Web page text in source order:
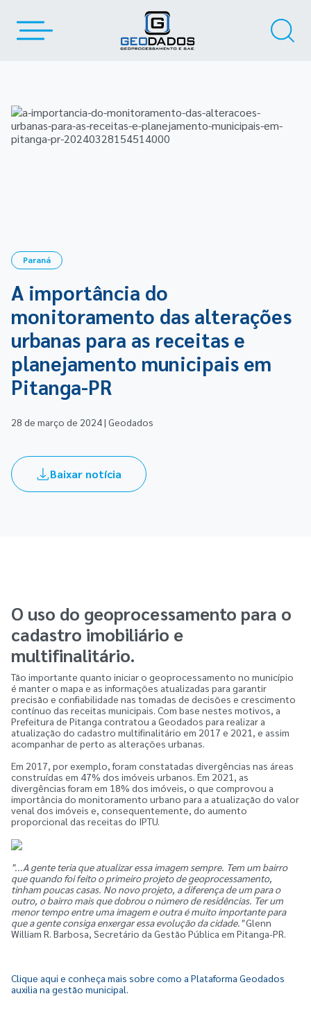
Paraná
A importância do
monitoramento das alterações
urbanas para as receitas e
planejamento municipais em
Pitanga-PR
28 de março de 2024 | Geodados
Baixar notícia
O uso do geoprocessamento para o
cadastro imobiliário e
multifinalitário.
Tão importante quanto iniciar o geoprocessamento no município
é manter o mapa e as informações atualizadas para garantir
precisão e confiabilidade nas tomadas de decisões e crescimento
contínuo das receitas municipais. Com base nestes motivos, a
Prefeitura de Pitanga contratou a Geodados para realizar a
atualização do cadastro multifinalitário em 2017 e 2021, e assim
acompanhar de perto as alterações urbanas.
Em 2017, por exemplo, foram constatadas divergências nas áreas
construídas em 47% dos imóveis urbanos. Em 2021, as
divergências foram em 18% dos imóveis, o que comprovou a
importância do monitoramento urbano para a atualização do valor
venal dos imóveis e, consequentemente, do aumento
proporcional das receitas do IPTU.
"...A gente teria que atualizar essa imagem sempre. Tem um bairro
que quando foi feito o primeiro projeto de geoprocessamento,
tinham poucas casas. No novo projeto, a diferença de um para o
outro, o bairro mais que dobrou o número de residências. Ter um
menor tempo entre uma imagem e outra é muito importante para
que a gente consiga enxergar essa evolução da cidade."Glenn
William R. Barbosa, Secretário da Gestão Pública em Pitanga-PR.
Clique aqui e conheça mais sobre como a Plataforma Geodados
auxilia na gestão municipal.